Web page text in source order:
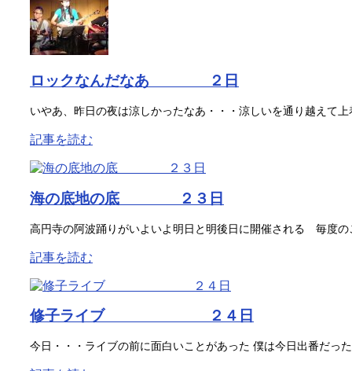
ロックなんだなあ ２日
いやあ、昨日の夜は涼しかったなあ・・・涼しいを通り越え
記事を読む
海の底地の底 ２３日
高円寺の阿波踊りがいよいよ明日と明後日に開催される 毎度
記事を読む
修子ライブ ２４日
今日・・・ライブの前に面白いことがあった 僕は今日出番だっ